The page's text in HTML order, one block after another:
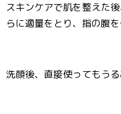
スキンケアで肌を整えた
らに適量をとり、指の腹
洗顔後、直接使ってもう